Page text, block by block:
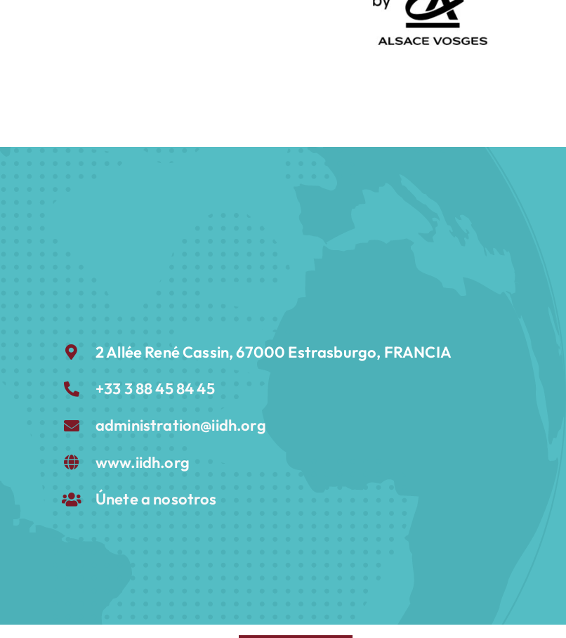
2 Allée René Cassin, 67000 Estrasburgo, FRANCIA
+33 3 88 45 84 45
administration@iidh.org
www.iidh.org
Únete a nosotros